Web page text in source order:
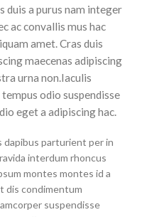
duis a purus nam integer
ac convallis mus hac
amet. Cras duis
maecenas adipiscing
urna non.Iaculis
odio suspendisse
eget a adipiscing hac.
parturient per in
interdum rhoncus
montes montes id a
dis condimentum
suspendisse